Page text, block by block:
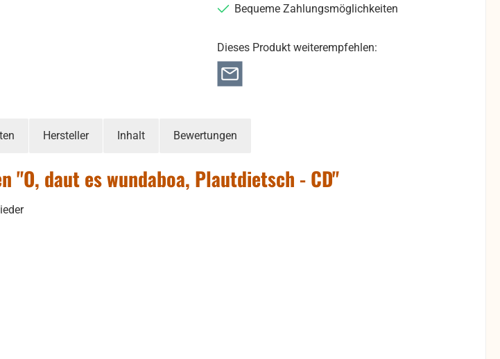
Bequeme Zahlungsmöglichkeiten
Dieses Produkt weiterempfehlen:
Hersteller Inhalt Bewertungen
"O, daut es wundaboa, Plautdietsch - CD"